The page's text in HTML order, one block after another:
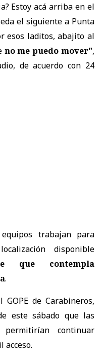
Estoy acá arriba en el
el siguiente a Punta
esos laditos, abajito al
no me puedo mover",
de acuerdo con 24
trabajan para
disponible
que contempla
.
de Carabineros,
este sábado que las
continuar
acceso.